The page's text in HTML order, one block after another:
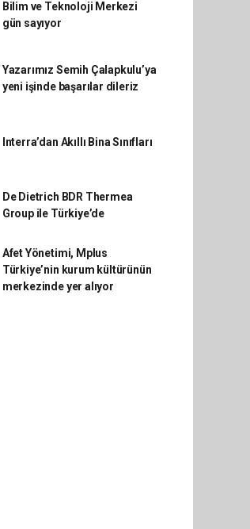
Bilim ve Teknoloji Merkezi
gün sayıyor
Yazarımız Semih Çalapkulu’ya
yeni işinde başarılar dileriz
Interra’dan Akıllı Bina Sınıfları
De Dietrich BDR Thermea
Group ile Türkiye’de
Afet Yönetimi, Mplus
Türkiye’nin kurum kültürünün
merkezinde yer alıyor